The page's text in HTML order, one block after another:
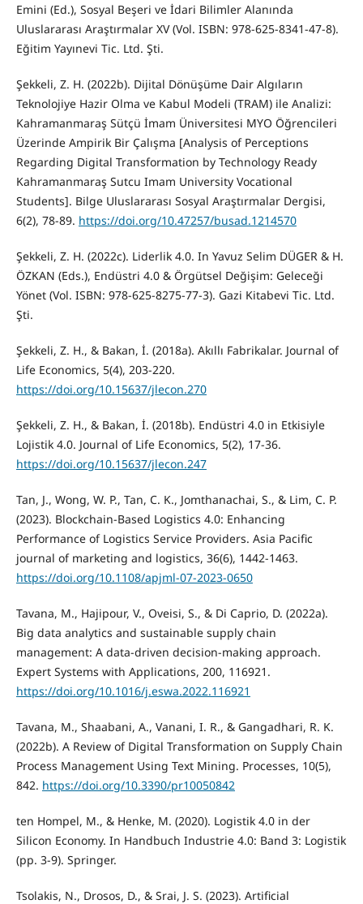
Emini (Ed.), Sosyal Beşeri ve İdari Bilimler Alanında
Uluslararası Araştırmalar XV (Vol. ISBN: 978-625-8341-47-8).
Eğitim Yayınevi Tic. Ltd. Şti.
Şekkeli, Z. H. (2022b). Dijital Dönüşüme Dair Algıların
Teknolojiye Hazir Olma ve Kabul Modeli (TRAM) ile Analizi:
Kahramanmaraş Sütçü İmam Üniversitesi MYO Öğrencileri
Üzerinde Ampirik Bir Çalışma [Analysis of Perceptions
Regarding Digital Transformation by Technology Ready
Kahramanmaraş Sutcu Imam University Vocational
Students]. Bilge Uluslararası Sosyal Araştırmalar Dergisi,
6(2), 78-89. https://doi.org/10.47257/busad.1214570
Şekkeli, Z. H. (2022c). Liderlik 4.0. In Yavuz Selim DÜGER & H.
ÖZKAN (Eds.), Endüstri 4.0 & Örgütsel Değişim: Geleceği
Yönet (Vol. ISBN: 978-625-8275-77-3). Gazi Kitabevi Tic. Ltd.
Şti.
Şekkeli, Z. H., & Bakan, İ. (2018a). Akıllı Fabrikalar. Journal of
Life Economics, 5(4), 203-220.
https://doi.org/10.15637/jlecon.270
Şekkeli, Z. H., & Bakan, İ. (2018b). Endüstri 4.0 in Etkisiyle
Lojistik 4.0. Journal of Life Economics, 5(2), 17-36.
https://doi.org/10.15637/jlecon.247
Tan, J., Wong, W. P., Tan, C. K., Jomthanachai, S., & Lim, C. P.
(2023). Blockchain-Based Logistics 4.0: Enhancing
Performance of Logistics Service Providers. Asia Pacific
journal of marketing and logistics, 36(6), 1442-1463.
https://doi.org/10.1108/apjml-07-2023-0650
Tavana, M., Hajipour, V., Oveisi, S., & Di Caprio, D. (2022a).
Big data analytics and sustainable supply chain
management: A data-driven decision-making approach.
Expert Systems with Applications, 200, 116921.
https://doi.org/10.1016/j.eswa.2022.116921
Tavana, M., Shaabani, A., Vanani, I. R., & Gangadhari, R. K.
(2022b). A Review of Digital Transformation on Supply Chain
Process Management Using Text Mining. Processes, 10(5),
842. https://doi.org/10.3390/pr10050842
ten Hompel, M., & Henke, M. (2020). Logistik 4.0 in der
Silicon Economy. In Handbuch Industrie 4.0: Band 3: Logistik
(pp. 3-9). Springer.
Tsolakis, N., Drosos, D., & Srai, J. S. (2023). Artificial